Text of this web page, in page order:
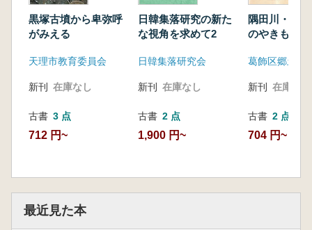
黒塚古墳から卑弥呼
がみえる
天理市教育委員会
新刊 在庫なし
古書 3 点
712 円~
日韓集落研究の新た
な視角を求めて2
日韓集落研究会
新刊 在庫なし
古書 2 点
1,900 円~
隅田川・江
のやきもの
新刊 在庫なし
古書 2 点
704 円~
最近見た本